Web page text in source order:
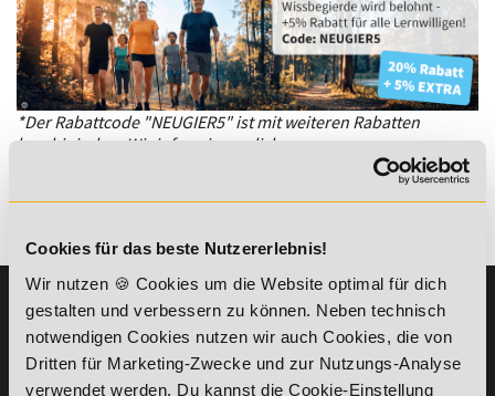
Cookies für das beste Nutzererlebnis!
Wir nutzen 🍪 Cookies um die Website optimal für dich
gestalten und verbessern zu können. Neben technisch
notwendigen Cookies nutzen wir auch Cookies, die von
Dritten für Marketing-Zwecke und zur Nutzungs-Analyse
verwendet werden. Du kannst die Cookie-Einstellung
*Der Rabattcode "NEUGIER5" ist mit weiteren Rabatten
kombinierbar. Wir informieren dich gern.
KONTAKT
07191-22987-0
WhatsApp:
INFORMATIONEN
Die Academy
Lehr- und